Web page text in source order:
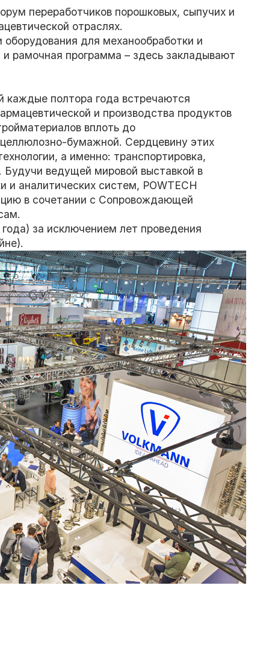
переработчиков порошковых, сыпучих и
отраслях.
для механообработки и
рамочная программа – здесь закладывают
каждые полтора года встречаются
и производства продуктов
вплоть до
бумажной. Сердцевину этих
а именно: транспортировка,
ведущей мировой выставкой в
и аналитических систем, POWTECH
в сочетании с Сопровождающей
за исключением лет проведения